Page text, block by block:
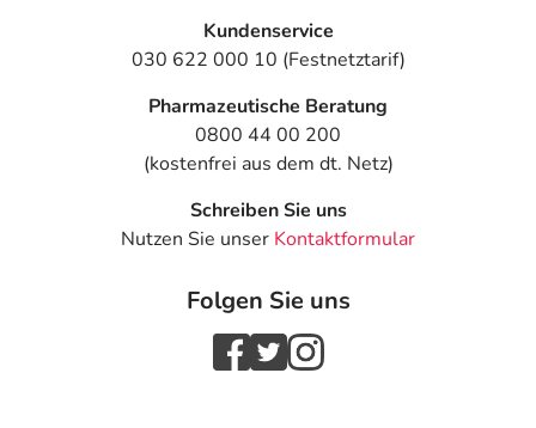
Kundenservice
030 622 000 10 (Festnetztarif)
Pharmazeutische Beratung
0800 44 00 200
(kostenfrei aus dem dt. Netz)
Schreiben Sie uns
Nutzen Sie unser Kontaktformular
Folgen Sie uns